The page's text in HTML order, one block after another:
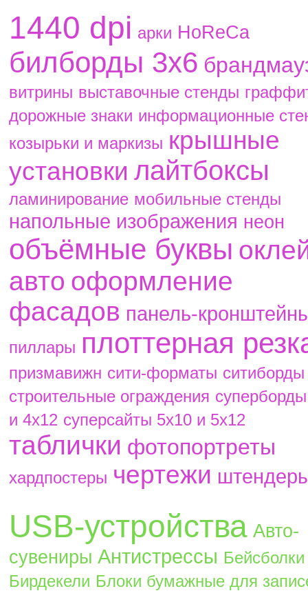
1440 dpi aрки HoReCa
билборды 3х6
витрины выставочные стенды
дорожные знаки информационные
козырьки и маркизы крышные
установки лайтбоксы
ламинирование мобильные стенды
напольные изображения неон
объёмные буквы
авто оформление
фасадов панель-
пиллары плоттерная
призмавижн сити-форматы ситиборды
строительные ограждения
и 4х12 суперсайты 5х10 и 5х12
таблички фотопортреты
хардпостеры чертежи
USB-устройства Авто-
сувениры Антистрессы Бейсболки
Бирдекели Блоки бумажные для